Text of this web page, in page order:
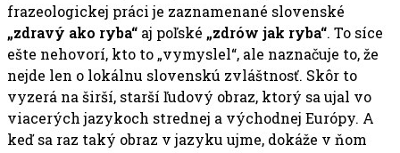
frazeologickej práci je zaznamenané slovenské
„zdravý ako ryba“ aj poľské „zdrów jak ryba“. To síce
ešte nehovorí, kto to „vymyslel“, ale naznačuje to, že
nejde len o lokálnu slovenskú zvláštnosť. Skôr to
vyzerá na širší, starší ľudový obraz, ktorý sa ujal vo
viacerých jazykoch strednej a východnej Európy. A
keď sa raz taký obraz v jazyku ujme, dokáže v ňom